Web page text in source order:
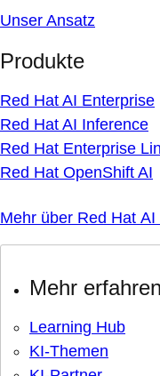
Unser Ansatz
Produkte
Red Hat AI Enterprise
Red Hat AI Inference
Red Hat Enterprise
Red Hat OpenShift AI
Mehr über Red Hat AI
Mehr erfahren
Learning Hub
KI-Themen